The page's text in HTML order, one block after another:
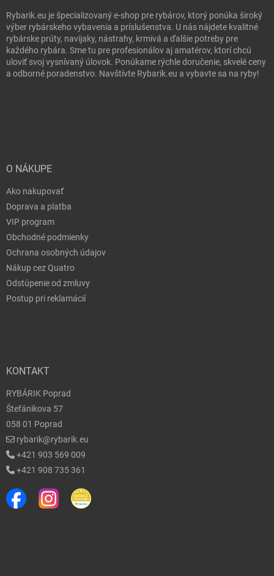
Rybarik.eu je špecializovaný e-shop pre rybárov, ktorý ponúka široký
výber rybárskeho vybavenia a príslušenstva. U nás nájdete kvalitné
rybárske prúty, navijaky, nástrahy, krmivá a ďalšie potreby pre
každého rybára. Sme tu pre profesionálov aj amatérov, ktorí chcú
uloviť svoj vysnívaný úlovok. Ponúkame rýchle doručenie, skvelé ceny
a odborné poradenstvo. Navštívte Rybarik.eu a vybavte sa na ryby!
O NÁKUPE
Ako nakupovať
Doprava a platba
VIP program
Obchodné podmienky
Ochrana osobných údajov
Nákup cez Quatro
Odstúpenie od zmluvy
Postup pri reklamácií
KONTAKT
RYBÁRIK Poprad
Štefánikova 57
058 01 Poprad
rybarik@rybarik.eu
+421 903 569 009
+421 908 735 361